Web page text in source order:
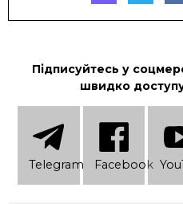
Підписуйтесь у
швидко
Telеgram Facebook